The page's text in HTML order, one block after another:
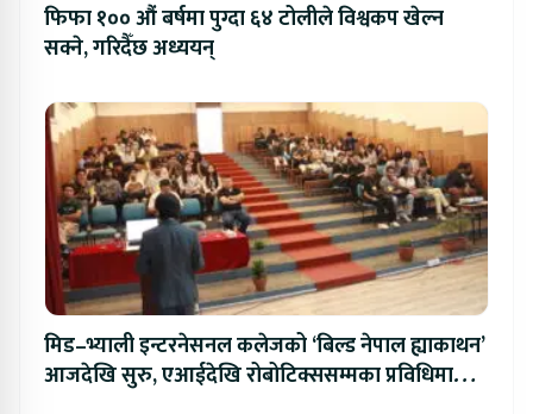
फिफा १०० औं बर्षमा पुग्दा ६४ टोलीले विश्वकप खेल्न
सक्ने, गरिदैँछ अध्ययन्
मिड–भ्याली इन्टरनेसनल कलेजको ‘बिल्ड नेपाल ह्याकाथन’
आजदेखि सुरु, एआईदेखि रोबोटिक्ससम्मका प्रविधिमा